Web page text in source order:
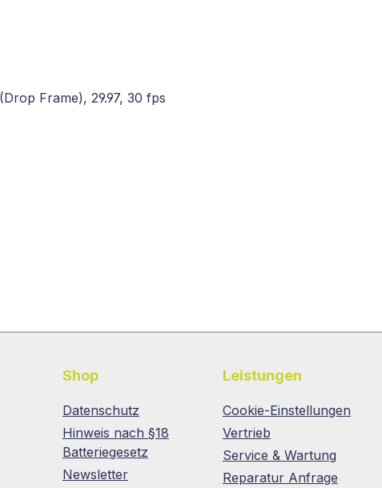
Frame), 29.97, 30 fps
Shop
Datenschutz
Hinweis nach §18
Batteriegesetz
Newsletter
Leistungen
Cookie-Einstellungen
Vertrieb
Service & Wartung
Reparatur Anfrage